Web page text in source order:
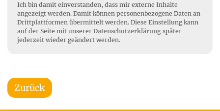
Ich bin damit einverstanden, dass mir externe Inhalte
angezeigt werden. Damit können personenbezogene Daten an
Drittplattformen übermittelt werden. Diese Einstellung kann
auf der Seite mit unserer Datenschutzerklärung später
jederzeit wieder geändert werden.
Zurück